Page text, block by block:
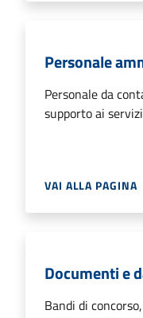
Personale
Personale da
supporto ai
VAI ALLA PAGINA
Documenti e
Bandi di